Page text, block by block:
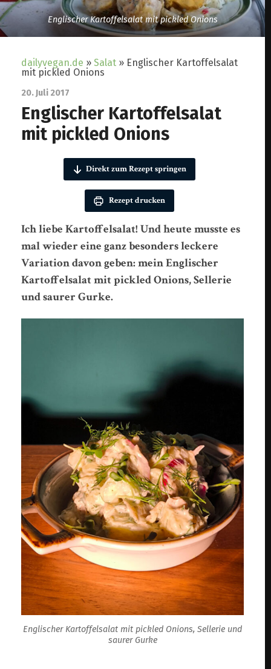
Englischer Kartoffelsalat mit pickled Onions
dailyvegan.de »Salat » Englischer Kartoffelsalat
mit pickled Onions
20. Juli 2017
Englischer Kartoffelsalat
mit pickled Onions
Direkt zum Rezept springen
Rezept drucken
Ich liebe Kartoffelsalat! Und heute musste es
mal wieder eine ganz besonders leckere
Variation davon geben: mein Englischer
Kartoffelsalat mit pickled Onions, Sellerie
und saurer Gurke.
Englischer Kartoffelsalat mit pickled Onions, Sellerie und
saurer Gurke